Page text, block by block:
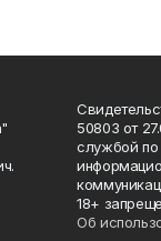
50803 от
службой по
18+
Об